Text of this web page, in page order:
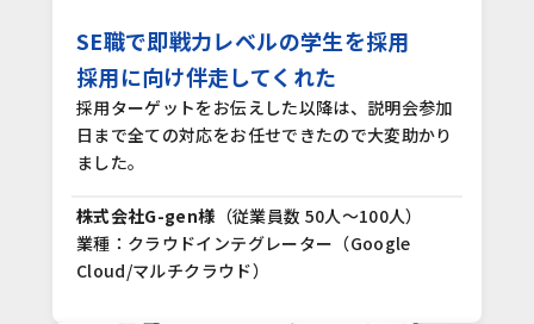
SE職で即戦力レベルの学生を採用
採用に向け伴走してくれた
採用ターゲットをお伝えした以降は、説明会参加
日まで全ての対応をお任せできたので大変助かり
ました。
株式会社G-gen様 （従業員数 50人～100人）
業種：クラウドインテグレーター（Google
Cloud/マルチクラウド）